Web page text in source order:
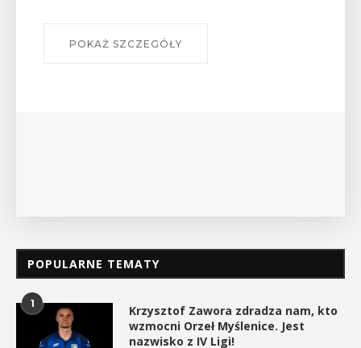
W środę 12 sierpnia o godz. 17 w Miejskiej
POPULARNE TEMATY
1
Krzysztof Zawora zdradza nam, kto
wzmocni Orzeł Myślenice. Jest
nazwisko z IV Ligi!